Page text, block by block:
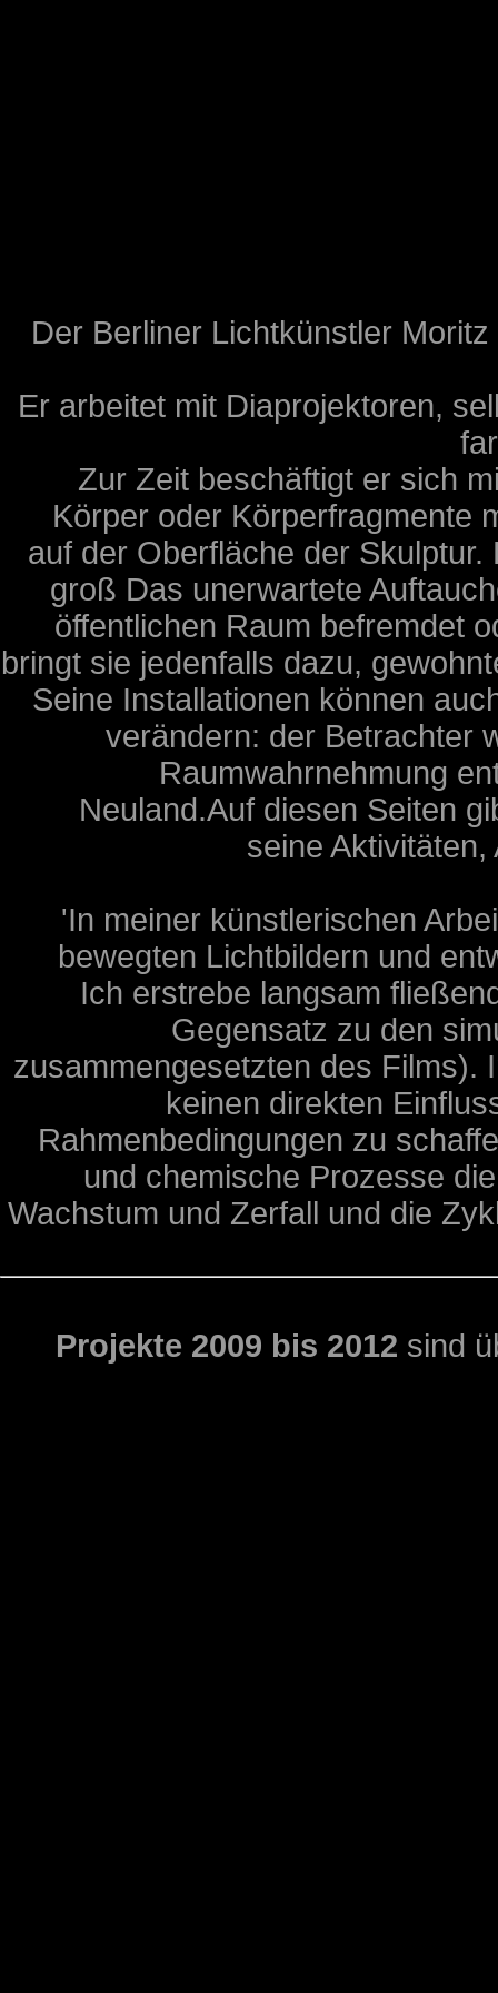
Der Berliner Lichtkünstler
Er arbeitet mit Diaprojektoren,
Zur Zeit beschäftigt er sich
Körper oder Körperfragmente
auf der Oberfläche der
groß Das unerwartete
öffentlichen Raum befremdet
bringt sie jedenfalls dazu,
Seine Installationen können
verändern: der Betrachter
Raumwahrnehmung
Neuland.Auf diesen Seiten
seine
'In meiner künstlerischen
bewegten Lichtbildern und
Ich erstrebe langsam
Gegensatz zu den
zusammengesetzten des Films).
keinen direkten
Rahmenbedingungen zu
und chemische Prozesse
Wachstum und Zerfall und die
Projekte 2009 bis 2012 sind